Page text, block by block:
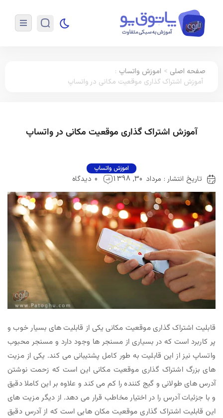
صفحه اصلی > اموزش واتساپ :
آموزش اشتراک گذاری موقعیت مکانی در واتساپ
آموزش اشتراک گذاری موقعیت مکانی در واتساپ
اموزش واتساپ
تاریخ انتشار : مرداد 30, 1398 0 دیدگاه
قابلیت اشتراک گذاری موقعیت مکانی یکی از قابلیت های بسیار خوب و
پر کاربرد است که در بسیاری از مسنجر ها وجود دارد و مسنجر محبوب
واتساپ نیز از این قابلیت به طور کامل پشتیبانی می کند. یکی از مزیت
های بزرگ اشتراک گذاری موقعیت مکانی این است که زحمت نوشتن
آدرس های طولانی و گیج کننده را کم می کند و علاوه بر این کاملا دقیق
و با جزئیات آدرس را در اختیار مخاطب قرار می دهد. از دیگر مزیت های
این قابلیت اشتراک گذاری موقعیت مکان هایی است که از آدرس دقیق